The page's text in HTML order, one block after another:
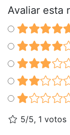
Avaliar esta
5/5, 1 votos